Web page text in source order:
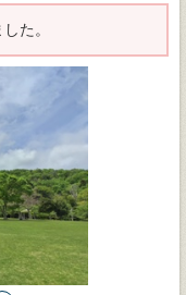
た。